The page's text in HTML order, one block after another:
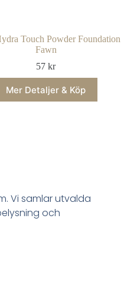
Touch Powder Foundation
Fawn
57kr
Mer Detaljer & Köp
Vi samlar utvalda
och